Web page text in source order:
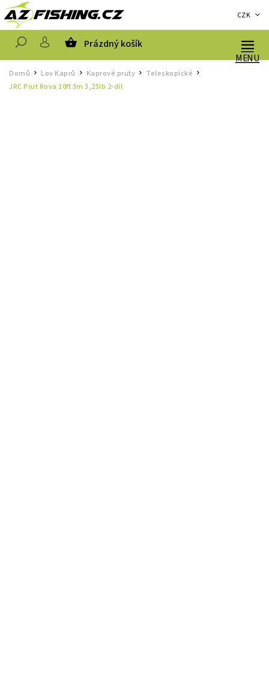
CZK
Prázdný košík
Domů / Lov Kaprů Kaprové pruty / Teleskopické /
JRC Prut Rova 10ft 3m 3,25lb 2-díl